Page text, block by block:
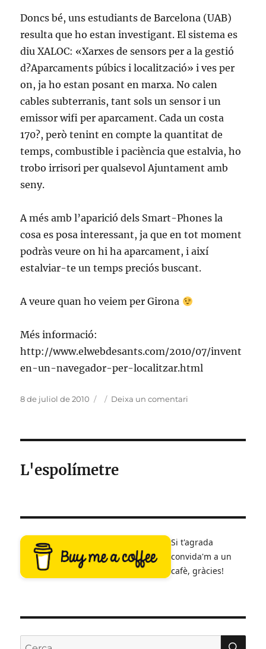
Doncs bé, uns estudiants de Barcelona (UAB)
resulta que ho estan investigant. El sistema es
diu XALOC: «Xarxes de sensors per a la gestió
d?Aparcaments púbics i localització» i ves per
on, ja ho estan posant en marxa. No calen
cables subterranis, tant sols un sensor i un
emissor wifi per aparcament. Cada un costa
170?, però tenint en compte la quantitat de
temps, combustible i paciència que estalvia, ho
trobo irrisori per qualsevol Ajuntament amb
seny.
A més amb l’aparició dels Smart-Phones la
cosa es posa interessant, ja que en tot moment
podràs veure on hi ha aparcament, i així
estalviar-te un temps preciós buscant.
A veure quan ho veiem per Girona
Més informació:
http://www.elwebdesants.com/2010/07/invent
en-un-navegador-per-localitzar.html
Publicat
8 de juliol de 2010 Categories
Deixa un comentari
L'espolímetre
Si t'agrada
convida'm a un
cafè, gràcies!
Cerca: